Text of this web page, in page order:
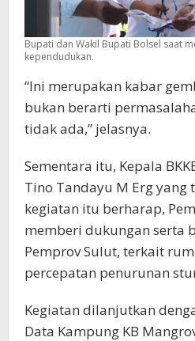
Bupati dan Wakil Bupati Bolsel saat
kependudukan.
“Ini merupakan kabar
bukan berarti
tidak ada,” jelasnya.
Sementara itu, Kepala
Tino Tandayu M Erg
kegiatan itu berharap,
memberi dukungan serta
Pemprov Sulut, terkait
percepatan penurunan
Kegiatan dilanjutkan
Data Kampung KB